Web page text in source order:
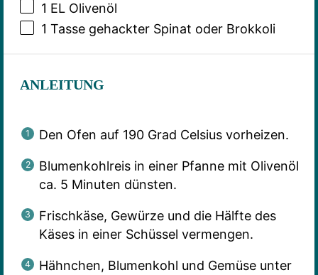
1 EL Olivenöl
1 Tasse gehackter Spinat oder Brokkoli
ANLEITUNG
Den Ofen auf 190 Grad Celsius vorheizen.
Blumenkohlreis in einer Pfanne mit Olivenöl
ca. 5 Minuten dünsten.
Frischkäse, Gewürze und die Hälfte des
Käses in einer Schüssel vermengen.
Hähnchen, Blumenkohl und Gemüse unter